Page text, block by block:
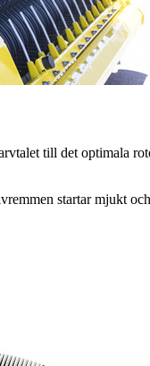
till det optimala
startar mjukt